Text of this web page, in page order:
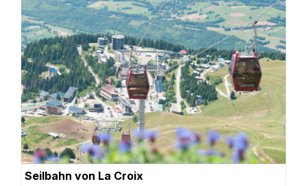
Seilbahn von La Croix